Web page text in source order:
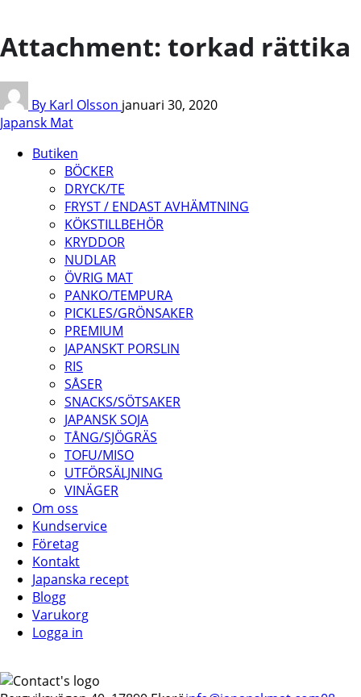
Attachment: torkad rättika
By Karl Olsson januari 30, 2020
Japansk Mat
Butiken
BÖCKER
DRYCK/TE
FRYST / ENDAST AVHÄMTNING
KÖKSTILLBEHÖR
KRYDDOR
NUDLAR
ÖVRIG MAT
PANKO/TEMPURA
PICKLES/GRÖNSAKER
PREMIUM
JAPANSKT PORSLIN
RIS
SÅSER
SNACKS/SÖTSAKER
JAPANSK SOJA
TÅNG/SJÖGRÄS
TOFU/MISO
UTFÖRSÄLJNING
VINÄGER
Om oss
Kundservice
Företag
Kontakt
Japanska recept
Blogg
Varukorg
Logga in